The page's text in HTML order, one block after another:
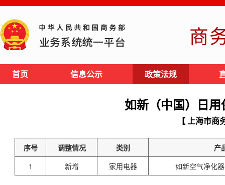
商
首页 信息公示 政策法规
如新（中国）日
【 上海市商
序号 调整情况 类别
产
1
新增 家用电器 如新空气净化